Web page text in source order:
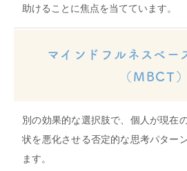
助けることに焦点を当てています。
マインドフルネスベー
（MBCT）
別の効果的な選択肢で、個人が現在
状を悪化させる否定的な思考パター
ます。